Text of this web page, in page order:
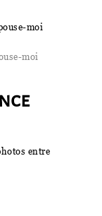
moi
entre